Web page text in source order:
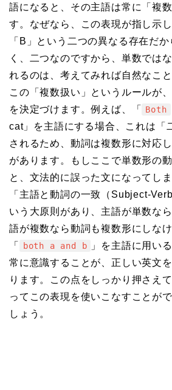
語になると、その主語は常に「複
す。なぜなら、この表現が指し示
「B」という二つの異なる存在だ
く、二つなのですから、単数では
れるのは、考えてみれば自然なこ
この「複数扱い」というルールが
を決定づけます。例えば、「
Both
cat」を主語にする場合、これは「
されるため、動詞は複数形に対応
があります。もしここで単数形の
と、文法的に誤った文になってし
「主語と動詞の一致（Subject-
いう大原則があり、主語が単数な
語が複数なら動詞も複数形にしな
「
both a and b
」を主語に用い
常に意識することが、正しい英文
ります。この点をしっかり押さえ
ってこの表現を使いこなすことが
しょう。